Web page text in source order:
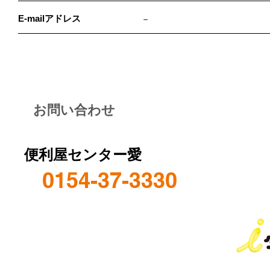
E-mailアドレス －
お問い合わせ
便利屋センター愛
0154-37-3330